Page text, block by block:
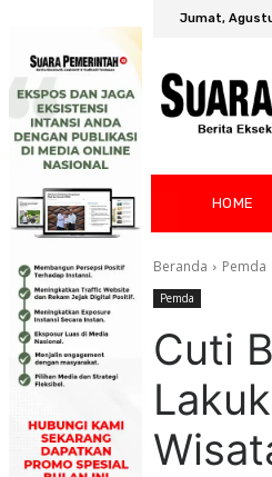
Jumat,
HOME
Beranda Pemda
Pemda
Cuti